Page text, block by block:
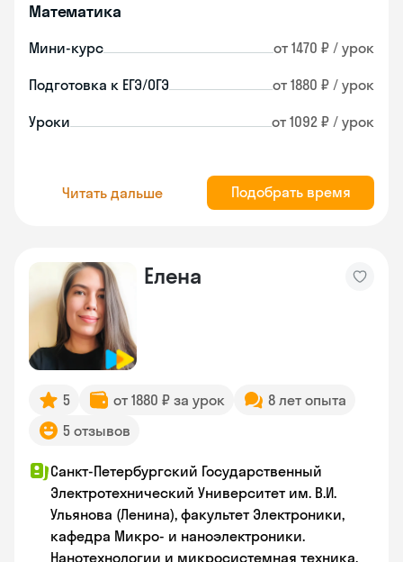
Математика
Мини-курс от 1470 ₽ / урок
Подготовка к ЕГЭ/ОГЭ от 1880 ₽ / урок
Уроки от 1092 ₽ / урок
Читать дальше Подобрать время
Елена
5 от 1880 ₽ за урок
8 лет опыта
5 отзывов
Санкт-Петербургский Государственный
Электротехнический Университет им. В.И.
Ульянова (Ленина), факультет Электроники,
кафедра Микро- и наноэлектроники.
Нанотехнологии и микросистемная техника.